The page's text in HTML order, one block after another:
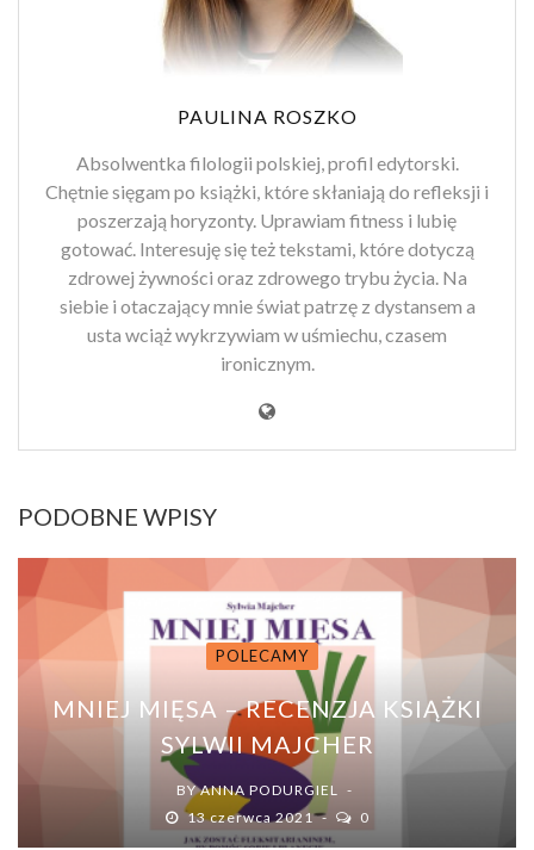
PAULINA ROSZKO
Absolwentka filologii polskiej, profil edytorski.
Chętnie sięgam po książki, które skłaniają do refleksji i
poszerzają horyzonty. Uprawiam fitness i lubię
gotować. Interesuję się też tekstami, które dotyczą
zdrowej żywności oraz zdrowego trybu życia. Na
siebie i otaczający mnie świat patrzę z dystansem a
usta wciąż wykrzywiam w uśmiechu, czasem
ironicznym.
PODOBNE WPISY
POLECAMY
MNIEJ MIĘSA – RECENZJA KSIĄŻKI
SYLWII MAJCHER
BYANNA PODURGIEL
13 czerwca 2021
0